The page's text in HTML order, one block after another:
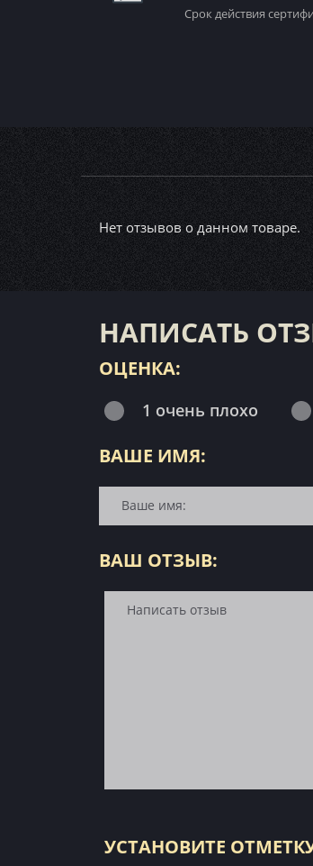
Срок действия
Нет отзывов о данном товаре.
НАПИСАТЬ
ОЦЕНКА:
1 очень плохо
ВАШЕ ИМЯ:
ВАШ ОТЗЫВ:
УСТАНОВИТЕ